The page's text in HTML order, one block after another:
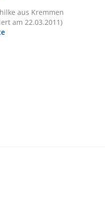
aus Kremmen
am 22.03.2011)